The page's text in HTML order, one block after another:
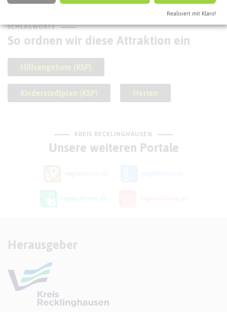
SCHLAGWORTE
So ordnen wir diese Attraktion ein
Hilfsangebote (KSP)
Kinderstadtplan (KSP) Herten
KREIS RECKLINGHAUSEN
Unsere weiteren Portale
Herausgeber
Realisiert mit Klaro!